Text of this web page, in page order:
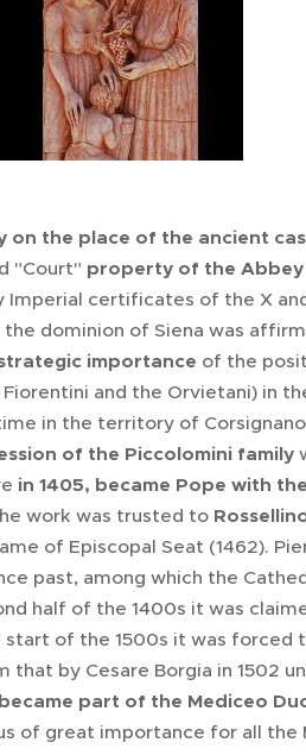
on the place of the ancient
"Court" property of the Abbey
certificates of the X
dominion of Siena was
importance of the
and the Orvietani) in
in the territory of
of the Piccolomini family
in 1405, became Pope with
work was trusted to
of Episcopal Seat (1462).
past, among which the
half of the 1400s it was
of the 1500s it was forced
that by Cesare Borgia in 1502
part of the Mediceo
of great importance for all the